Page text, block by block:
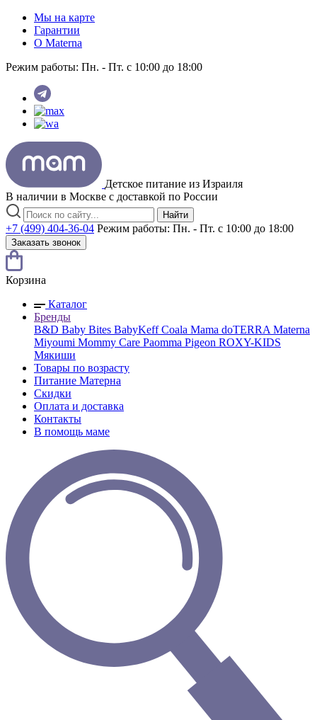
Мы на карте
Гарантии
O Materna
Режим работы: Пн. - Пт. с 10:00 до 18:00
Детское питание из Израиля
В наличии в Москве с доставкой по России
Найти
+7 (499) 404-36-04 Режим работы: Пн. - Пт. с 10:00 до 18:00
Заказать звонок
Корзина
Каталог
Бренды
B&D Baby Bites BabyKeffCoala Mama doTERRA Materna
Miyoumi Mommy Care Paomma Pigeon ROXY-KIDS
Мякиши
Товары по возрасту
Питание Матерна
Скидки
Оплата и доставка
Контакты
В помощь маме